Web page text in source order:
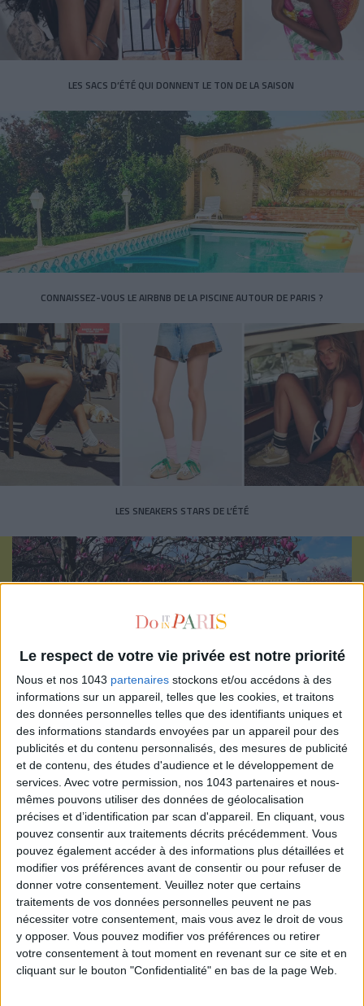
Le respect de votre vie privée est notre priorité
Nous et nos 1043 partenaires stockons et/ou accédons à des
informations sur un appareil, telles que les cookies, et traitons
des données personnelles telles que des identifiants uniques et
des informations standards envoyées par un appareil pour des
publicités et du contenu personnalisés, des mesures de publicité
et de contenu, des études d'audience et le développement de
services. Avec votre permission, nos 1043 partenaires et nous-
mêmes pouvons utiliser des données de géolocalisation
précises et d’identification par scan d'appareil. En cliquant, vous
pouvez consentir aux traitements décrits précédemment. Vous
pouvez également accéder à des informations plus détaillées et
modifier vos préférences avant de consentir ou pour refuser de
donner votre consentement. Veuillez noter que certains
traitements de vos données personnelles peuvent ne pas
nécessiter votre consentement, mais vous avez le droit de vous
y opposer. Vous pouvez modifier vos préférences ou retirer
votre consentement à tout moment en revenant sur ce site et en
cliquant sur le bouton "Confidentialité" en bas de la page Web.
LES SACS D’ÉTÉ QUI DONNENT LE TON DE LA SAISON
CONNAISSEZ-VOUS LE AIRBNB DE LA PISCINE AUTOUR DE PARIS ?
LES SNEAKERS STARS DE L’ÉTÉ
Inscrivez-vous à notre newsletter
S'INSCRIRE
ADOPT PARFUMS RÉVOLUTIONNE LA PARFUMERIE MADE IN FRANCE À PETIT PRIX